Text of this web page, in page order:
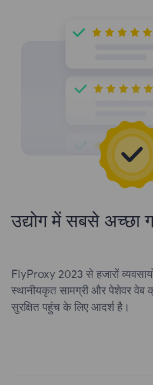
उद्योग में सबसे अच्छा
FlyProxy 2023 से हजारों व्यवसायों
स्थानीयकृत सामग्री और पेशेवर वेब
सुरक्षित पहुंच के लिए आदर्श है।